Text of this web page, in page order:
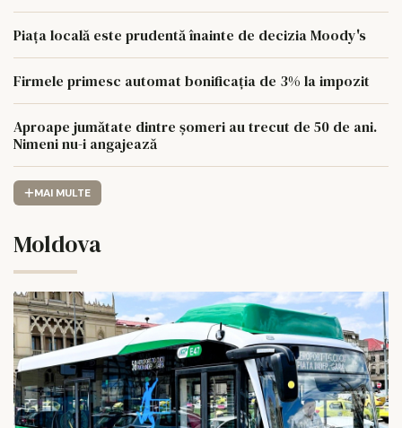
Piața locală este prudentă înainte de decizia Moody's
Firmele primesc automat bonificația de 3% la impozit
Aproape jumătate dintre șomeri au trecut de 50 de ani.
Nimeni nu-i angajează
MAI MULTE
Moldova